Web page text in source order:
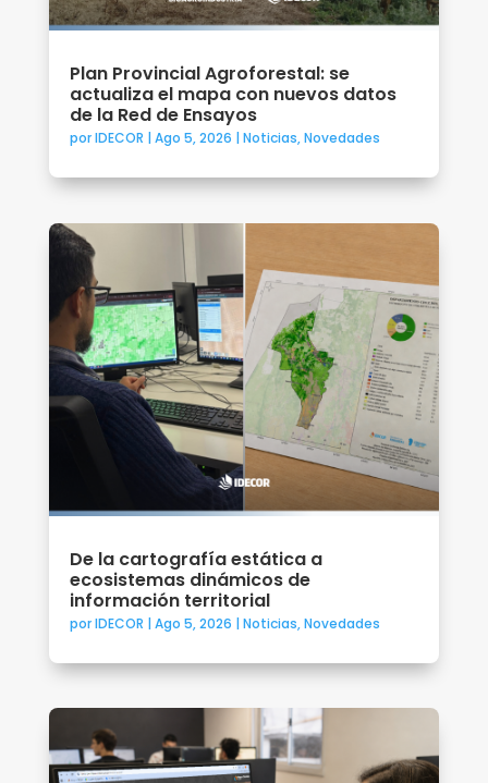
Plan Provincial Agroforestal: se
actualiza el mapa con nuevos datos
de la Red de Ensayos
porIDECOR Ago 5, 2026 Noticias,Novedades
De la cartografía estática a
ecosistemas dinámicos de
información territorial
porIDECOR | Ago 5, 2026 | Noticias,Novedades